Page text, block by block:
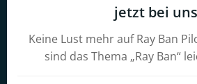
jetzt bei uns
Keine Lust mehr auf Ray Ban
sind das Thema „Ray Ban“